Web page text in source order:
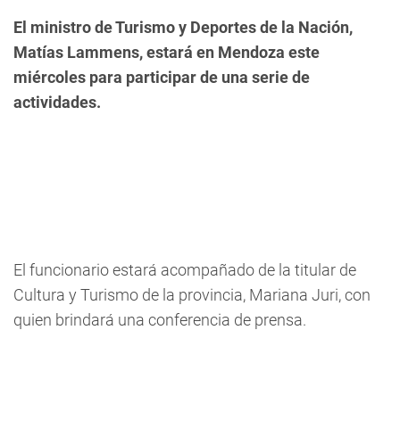
El ministro de Turismo y Deportes de la Nación,
Matías Lammens, estará en Mendoza este
miércoles para participar de una serie de
actividades.
El funcionario estará acompañado de la titular de
Cultura y Turismo de la provincia, Mariana Juri, con
quien brindará una conferencia de prensa.